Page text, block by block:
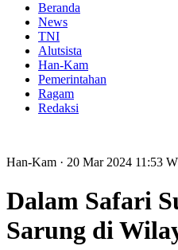
Beranda
News
TNI
Alutsista
Han-Kam
Pemerintahan
Ragam
Redaksi
Han-Kam · 20 Mar 2024 11:53
Dalam Safari
Sarung di